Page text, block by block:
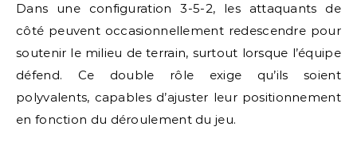
Dans une configuration 3-5-2, les attaquants de
côté peuvent occasionnellement redescendre pour
soutenir le milieu de terrain, surtout lorsque l’équipe
défend. Ce double rôle exige qu’ils soient
polyvalents, capables d’ajuster leur positionnement
en fonction du déroulement du jeu.